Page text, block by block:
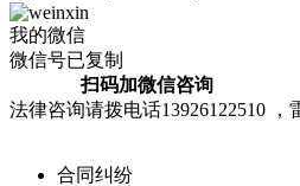
我的微信
微信号已复制
扫码加微信咨询
法律咨询请拨电话13926122510
合同纠纷